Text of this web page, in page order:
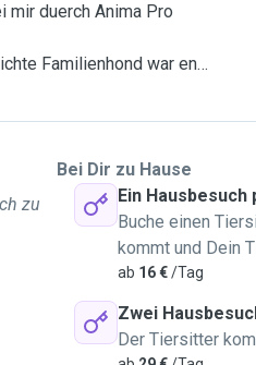
mir duerch Anima Pro
Familienhond war en
gi sin:
Famill aus diversen
all Deier, och
Schildkröten, Fesch an
mech immens freehen
är Deieren dierfen
zu
Bei Dir zu Hause
Ein Hausbesuch
Buche einen
kommt und Dein
ab 16 €/Tag
Zwei
Der Tiersitter